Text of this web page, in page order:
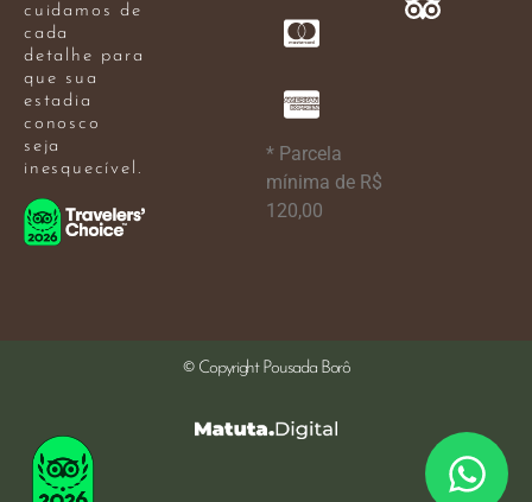
cuidamos de
cada
detalhe para
que sua
estadia
conosco
seja
inesquecível.
* Parcela
mínima de R$
120,00
© Copyright Pousada Borô